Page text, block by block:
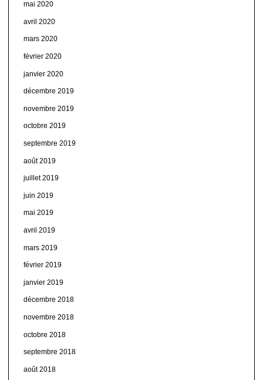
mai 2020
avril 2020
mars 2020
février 2020
janvier 2020
décembre 2019
novembre 2019
octobre 2019
septembre 2019
août 2019
juillet 2019
juin 2019
mai 2019
avril 2019
mars 2019
février 2019
janvier 2019
décembre 2018
novembre 2018
octobre 2018
septembre 2018
août 2018